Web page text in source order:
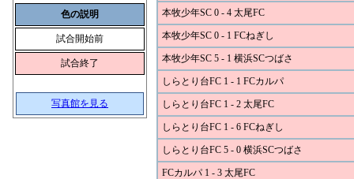
色の説明
試合開始前
試合終了
写真館を見る
本牧少年SC 0 - 4 太尾FC
本牧少年SC 0 - 1 FCねぎし
本牧少年SC 5 - 1 横浜SCつばさ
しらとり台FC 1 - 1 FCカルパ
しらとり台FC 1 - 2 太尾FC
しらとり台FC 1 - 6 FCねぎし
しらとり台FC 5 - 0 横浜SCつばさ
FCカルパ 1 - 3 太尾FC